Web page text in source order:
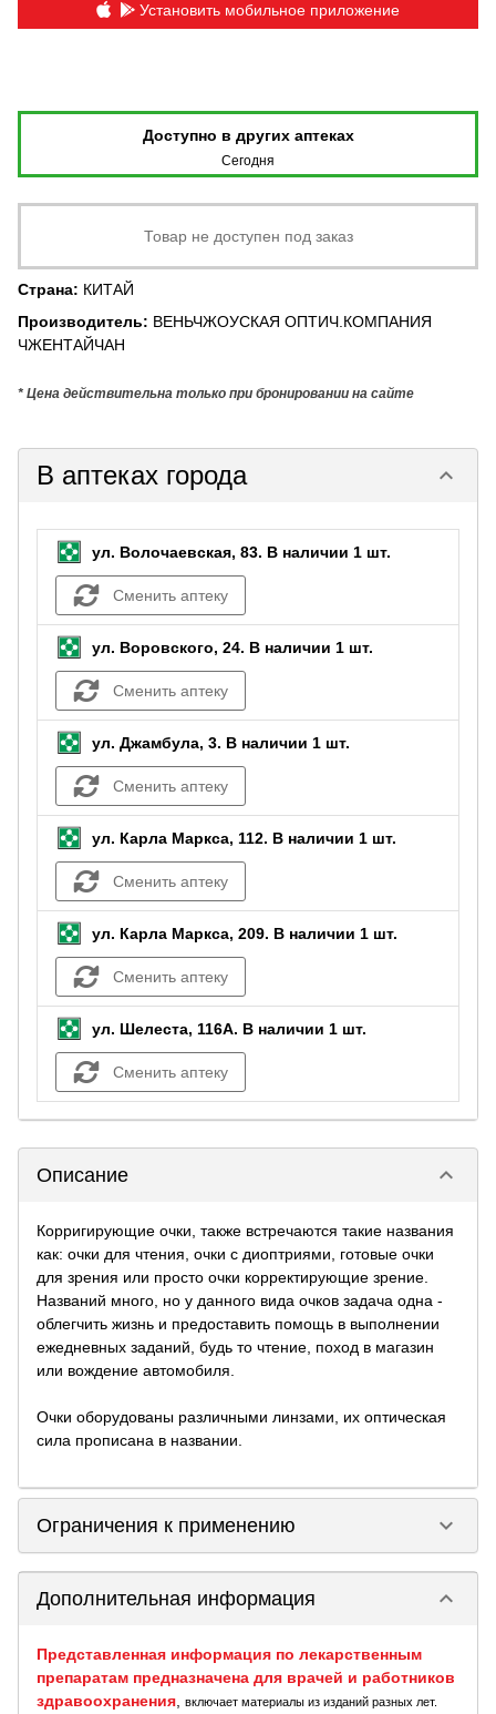
Установить мобильное приложение
Доступно в других аптеках
Сегодня
Товар не доступен под заказ
Страна: КИТАЙ
Производитель: ВЕНЬЧЖОУСКАЯ ОПТИЧ.КОМПАНИЯ
ЧЖЕНТАЙЧАН
* Цена действительна только при бронировании на сайте
В аптеках города keyboard_arrow_down
ул. Волочаевская, 83. В наличии 1 шт.
Сменить аптеку
ул. Воровского, 24. В наличии 1 шт.
Сменить аптеку
ул. Джамбула, 3. В наличии 1 шт.
Сменить аптеку
ул. Карла Маркса, 112. В наличии 1 шт.
Сменить аптеку
ул. Карла Маркса, 209. В наличии 1 шт.
Сменить аптеку
ул. Шелеста, 116А. В наличии 1 шт.
Сменить аптеку
Описание keyboard_arrow_down
Корригирующие очки, также встречаются такие названия
как: очки для чтения, очки с диоптриями, готовые очки
для зрения или просто очки корректирующие зрение.
Названий много, но у данного вида очков задача одна -
облегчить жизнь и предоставить помощь в выполнении
ежедневных заданий, будь то чтение, поход в магазин
или вождение автомобиля.
Очки оборудованы различными линзами, их оптическая
сила прописана в названии.
Ограничения к применению keyboard_arrow_down
Дополнительная информация keyboard_arrow_down
Представленная информация по лекарственным
препаратам предназначена для врачей и работников
здравоохранения
включает материалы из изданий разных лет.